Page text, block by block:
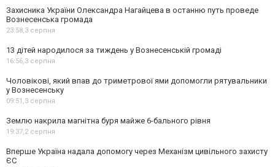
Захисника України Олександра Нагайцева в останню путь проведе
Вознесенська громада
23:58,3 серпня
13 дітей народилося за тиждень у Вознесенській громаді
16:56,3 серпня
Чоловікові, який впав до триметрової ями допомогли рятувальники
у Вознесенську
09:51,3 серпня
Землю накрила магнітна буря майже 6-бального рівня
19:37,2 серпня
Вперше Україна надала допомогу через Механізм цивільного захисту
ЄС